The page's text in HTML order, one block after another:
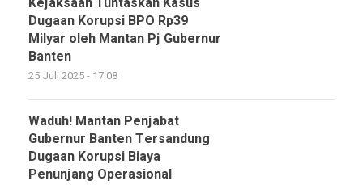
Dugaan Korupsi BPO Rp39
Milyar oleh Mantan Pj Gubernur
Banten
25 Juli 2025 - 17:08
Waduh! Mantan Penjabat
Gubernur Banten Tersandung
Dugaan Korupsi Biaya
Penunjang Operasional